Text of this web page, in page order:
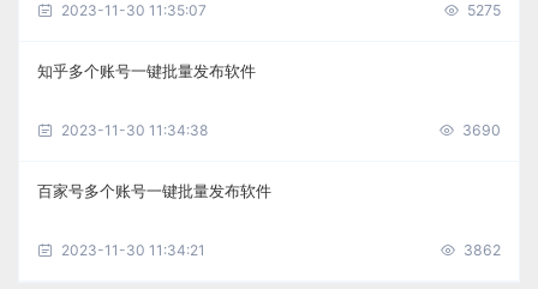
2023-11-30 11:35:07 5275
知乎多个账号一键批量发布软件
2023-11-30 11:34:38 3690
百家号多个账号一键批量发布软件
2023-11-30 11:34:21 3862